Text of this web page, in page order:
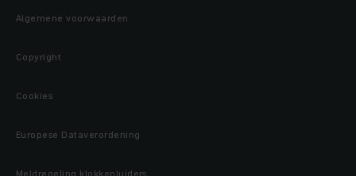
Algemene voorwaarden
Copyright
Cookies
Europese Dataverordening